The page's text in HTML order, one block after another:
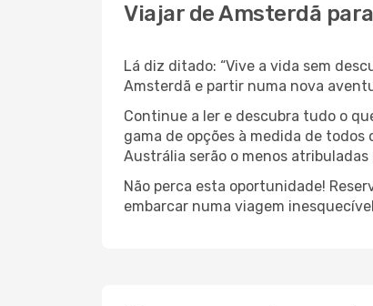
Viajar de Amsterdã
Lá diz ditado: “Vive a vida sem
Amsterdã e partir numa nova
Continue a ler e descubra tudo o
gama de opções à medida de
Austrália serão o menos atribuladas
Não perca esta oportunidade!
embarcar numa viagem